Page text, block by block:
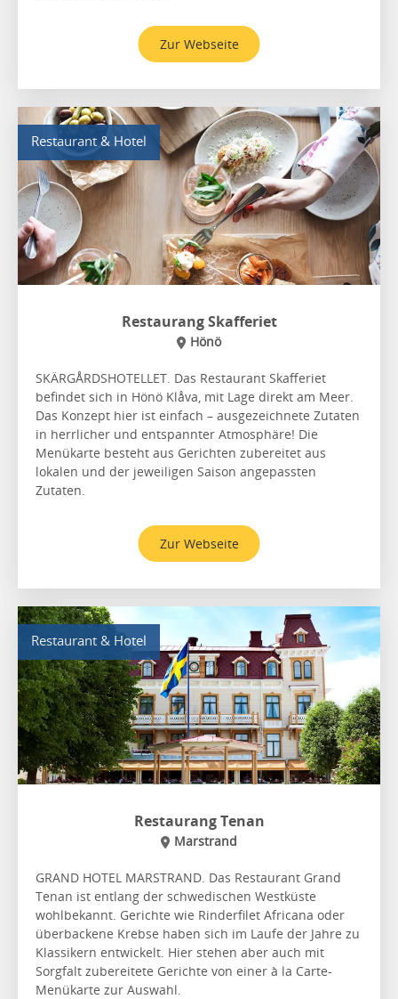
Zur Webseite
Restaurant & Hotel
Restaurang Skafferiet
Hönö
SKÄRGÅRDSHOTELLET. Das Restaurant Skafferiet
befindet sich in Hönö Klåva, mit Lage direkt am Meer.
Das Konzept hier ist einfach – ausgezeichnete Zutaten
in herrlicher und entspannter Atmosphäre! Die
Menükarte besteht aus Gerichten zubereitet aus
lokalen und der jeweiligen Saison angepassten
Zutaten.
Zur Webseite
Restaurant & Hotel
Restaurang Tenan
Marstrand
GRAND HOTEL MARSTRAND. Das Restaurant Grand
Tenan ist entlang der schwedischen Westküste
wohlbekannt. Gerichte wie Rinderfilet Africana oder
überbackene Krebse haben sich im Laufe der Jahre zu
Klassikern entwickelt. Hier stehen aber auch mit
Sorgfalt zubereitete Gerichte von einer à la Carte-
Menükarte zur Auswahl.